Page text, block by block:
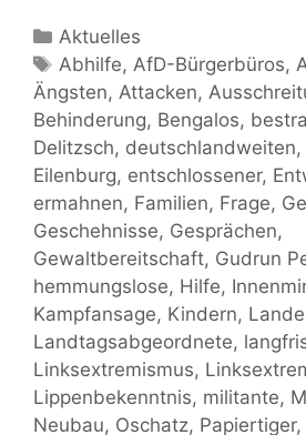
Kategorien
Aktuelles
Schlagwörter
Abhilfe, AfD-Bürgerbüros,
Ängsten, Attacken,
Behinderung, Bengalos,
Delitzsch, deutschlandweiten,
Eilenburg, entschlossener,
ermahnen, Familien, Frage,
Geschehnisse, Gesprächen,
Gewaltbereitschaft, Gudrun
hemmungslose, Hilfe,
Kampfansage, Kindern,
Landtagsabgeordnete,
Linksextremismus,
Lippenbekenntnis, militante,
Neubau, Oschatz, Papiertiger,